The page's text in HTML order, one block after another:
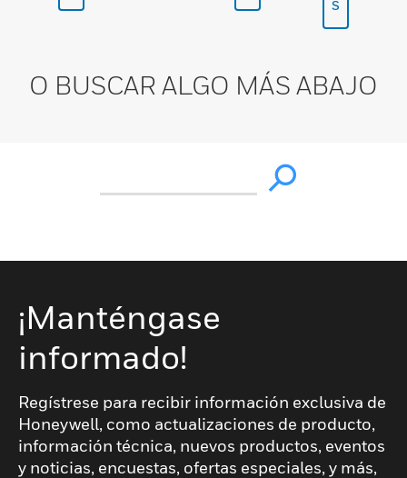
S
O BUSCAR ALGO MÁS ABAJO
¡Manténgase
informado!
Regístrese para recibir información exclusiva de
Honeywell, como actualizaciones de producto,
información técnica, nuevos productos, eventos
y noticias, encuestas, ofertas especiales, y más,